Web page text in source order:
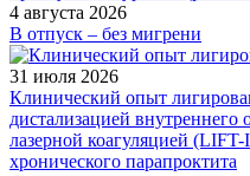
4 августа 2026
В отпуск – без мигрени
31 июля 2026
Клинический опыт
дистализацией внутреннего
лазерной коагуляцией
хронического парапроктита